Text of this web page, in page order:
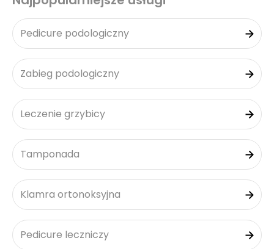
Pedicure podologiczny
Zabieg podologiczny
Leczenie grzybicy
Tamponada
Klamra ortonoksyjna
Pedicure leczniczy